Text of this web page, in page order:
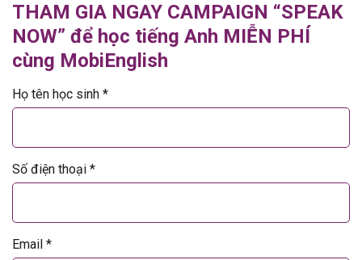
THAM GIA NGAY CAMPAIGN “SPEAK
NOW” để học tiếng Anh MIỄN PHÍ
cùng MobiEnglish
Họ tên học sinh *
Số điện thoại *
Email *